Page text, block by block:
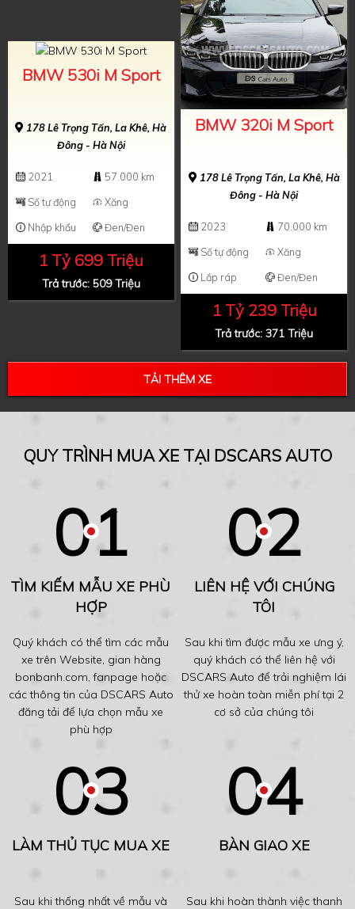
BMW 530i M Sport
178 Lê Trọng Tấn, La Khê, Hà
Đông - Hà Nội
2021
57.000 km
Số tự động
Xăng
Nhập khẩu
Đen/Đen
1 Tỷ 699 Triệu
Trả trước: 509 Triệu
BMW 320i M Sport
178 Lê Trọng Tấn, La Khê, Hà
Đông - Hà Nội
2023
70.000 km
Số tự động
Xăng
Lắp ráp
Đen/Đen
1 Tỷ 239 Triệu
Trả trước: 371 Triệu
TẢI THÊM XE
QUY TRÌNH MUA XE TẠI DSCARS AUTO
TÌM KIẾM MẪU XE PHÙ
HỢP
Quý khách có thể tìm các mẫu
xe trên Website, gian hàng
bonbanh.com, fanpage hoặc
các thông tin của DSCARS Auto
đăng tải để lựa chọn mẫu xe
phù hợp
LIÊN HỆ VỚI CHÚNG
TÔI
Sau khi tìm được mẫu xe ưng ý,
quý khách có thể liên hệ với
DSCARS Auto để trải nghiệm lái
thử xe hoàn toàn miễn phí tại 2
cơ sở của chúng tôi
LÀM THỦ TỤC MUA XE
Sau khi thống nhất về mẫu và
BÀN GIAO XE
Sau khi hoàn thành việc thanh